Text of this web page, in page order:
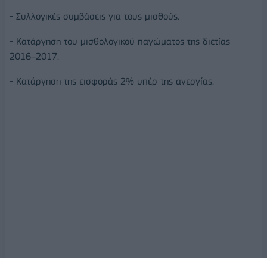
- Συλλογικές συμβάσεις για τους μισθούς.
- Κατάργηση του μισθολογικού παγώματος της διετίας
2016–2017.
- Κατάργηση της εισφοράς 2% υπέρ της ανεργίας.